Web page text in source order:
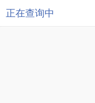
正在查询中